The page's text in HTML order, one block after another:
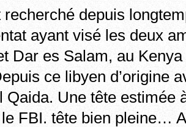
depuis
ayant visé les deux
Dar es Salam, au Kenya
ce libyen d’origine
Qaida. Une tête estimée
FBI. tête bien pleine…